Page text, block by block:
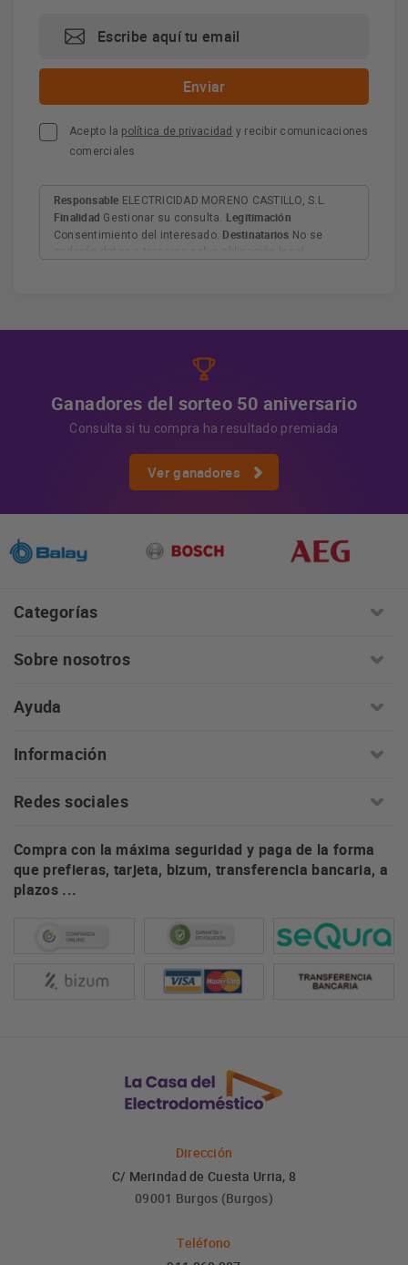
Acepto la política de privacidad y recibir comunicaciones
comerciales
Responsable ELECTRICIDAD MORENO CASTILLO, S.L.
Finalidad Gestionar su consulta. Legitimación
Consentimiento del interesado. Destinatarios No se
Ganadores del sorteo 50 aniversario
Consulta si tu compra ha resultado premiada
Ver ganadores
Categorías
Sobre nosotros
Ayuda
Información
Redes sociales
Compra con la máxima seguridad y paga de la forma
que prefieras, tarjeta, bizum, transferencia bancaria, a
plazos ...
Dirección
C/ Merindad de Cuesta Urria, 8
09001 Burgos (Burgos)
Teléfono